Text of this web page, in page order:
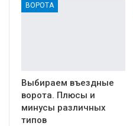
ВОРОТА
Выбираем въездные
ворота. Плюсы и
минусы различных
типов